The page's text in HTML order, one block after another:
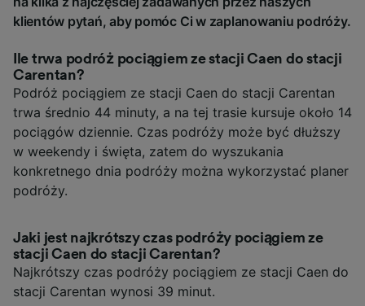
klientów pytań, aby pomóc Ci w zaplanowaniu podróży.
Ile trwa podróż pociągiem ze stacji Caen do stacji
Carentan?
Podróż pociągiem ze stacji Caen do stacji Carentan
trwa średnio 44 minuty, a na tej trasie kursuje około 14
pociągów dziennie. Czas podróży może być dłuższy
w weekendy i święta, zatem do wyszukania
konkretnego dnia podróży można wykorzystać planer
podróży.
Jaki jest najkrótszy czas podróży pociągiem ze
stacji Caen do stacji Carentan?
Najkrótszy czas podróży pociągiem ze stacji Caen do
stacji Carentan wynosi 39 minut.